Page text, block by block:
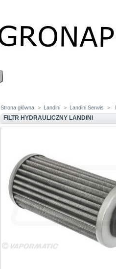
Strona główna > Landini > Landini Serwis >
FILTR HYDRAULICZNY LANDINI